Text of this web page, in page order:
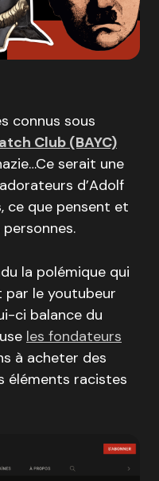
connus sous
Club (BAYC)
serait une
d’Adolf
ce que pensent et
la polémique qui
par le youtubeur
ci balance du
les fondateurs
à acheter des
éléments racistes